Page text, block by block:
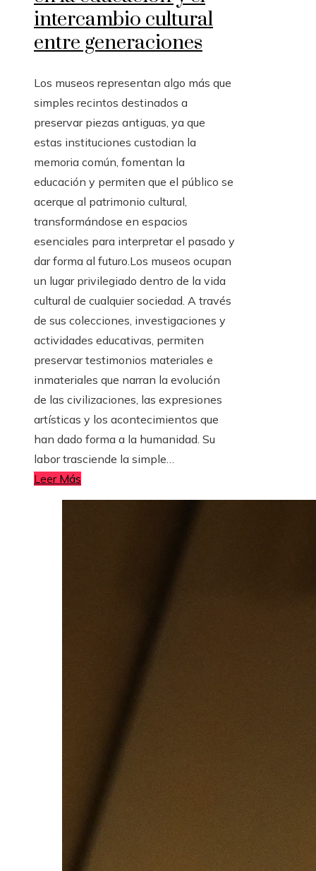
intercambio cultural
entre generaciones
Los museos representan algo más que
simples recintos destinados a
preservar piezas antiguas, ya que
estas instituciones custodian la
memoria común, fomentan la
educación y permiten que el público se
acerque al patrimonio cultural,
transformándose en espacios
esenciales para interpretar el pasado y
dar forma al futuro.Los museos ocupan
un lugar privilegiado dentro de la vida
cultural de cualquier sociedad. A través
de sus colecciones, investigaciones y
actividades educativas, permiten
preservar testimonios materiales e
inmateriales que narran la evolución
de las civilizaciones, las expresiones
artísticas y los acontecimientos que
han dado forma a la humanidad. Su
labor trasciende la simple…
Leer Más